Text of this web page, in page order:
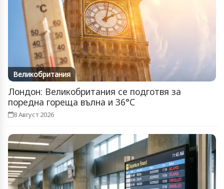
Великобритания
Лондон: Великобритания се подготвя за
поредна гореща вълна и 36°C
8 Август 2026